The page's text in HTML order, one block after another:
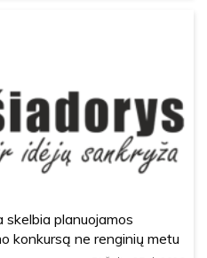
skelbia planuojamos
konkursą ne renginių metu